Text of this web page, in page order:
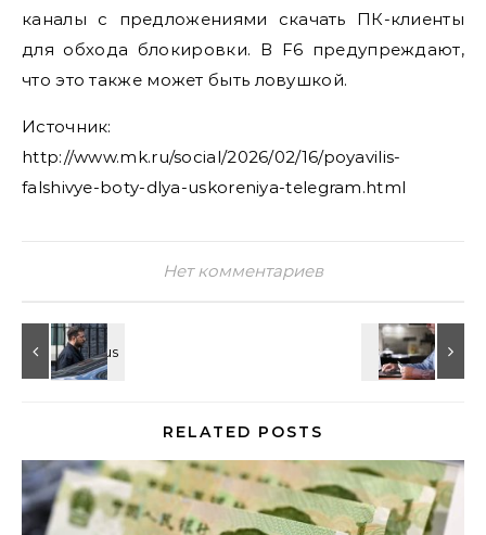
каналы с предложениями скачать ПК-клиенты
для обхода блокировки. В F6 предупреждают,
что это также может быть ловушкой.
Источник:
http://www.mk.ru/social/2026/02/16/poyavilis-
falshivye-boty-dlya-uskoreniya-telegram.html
Нет комментариев
RELATED POSTS